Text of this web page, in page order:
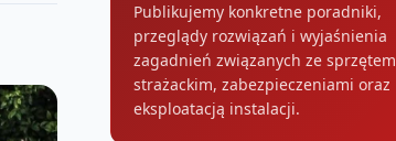
Publikujemy konkretne poradniki,
przeglądy rozwiązań i wyjaśnienia
zagadnień związanych ze sprzętem
strażackim, zabezpieczeniami oraz
eksploatacją instalacji.